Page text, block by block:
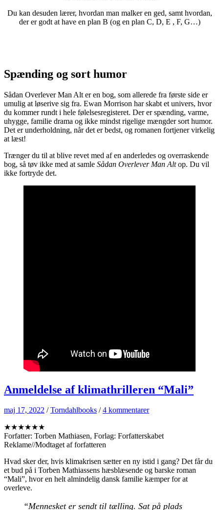
Du kan desuden lærer, hvordan man malker en ged, samt hvordan,
der er godt at have en plan B (og en plan C, D, E , F, G…)
Spænding og sort humor
Sådan Overlever Man Alt er en bog, som allerede fra første side er
umulig at løserive sig fra. Ewan Morrison har skabt et univers, hvor
du kommer rundt i hele følelsesregisteret. Der er spænding, varme,
uhygge, familie drama og ikke mindst rigelige mængder sort humor.
Det er underholdning, når det er bedst, og romanen fortjener virkelig
at læst!
Trænger du til at blive revet med af en anderledes og overraskende
bog, så tøv ikke med at samle Sådan Overlever Man Altop. Du vil
ikke fortryde det.
Anmeldelse af klimathrilleren “Mali”
maj 17, 2022 /Torndahlbooks /4 kommentarer
★★★★★★
Forfatter: Torben Mathiasen, Forlag: Forfatterskabet
Reklame//Modtaget af forfatteren
Hvad sker der, hvis klimakrisen sætter en ny istid i gang? Det får du
et bud på i Torben Mathiassens hæsblæsende og barske roman
“Mali”, hvor en helt almindelig dansk familie kæmper for at
overleve.
“Mennesket er sendt til tælling. Sat på plads